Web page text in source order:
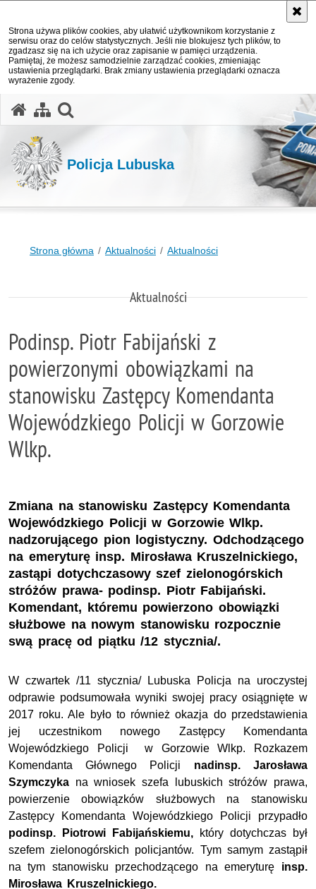
Strona używa plików cookies, aby ułatwić użytkownikom korzystanie z
serwisu oraz do celów statystycznych. Jeśli nie blokujesz tych plików, to
zgadzasz się na ich użycie oraz zapisanie w pamięci urządzenia.
Pamiętaj, że możesz samodzielnie zarządzać cookies, zmieniając
ustawienia przeglądarki. Brak zmiany ustawienia przeglądarki oznacza
wyrażenie zgody.
Policja Lubuska
Strona główna Aktualności Aktualności
Aktualności
Podinsp. Piotr Fabijański z
powierzonymi obowiązkami na
stanowisku Zastępcy Komendanta
Wojewódzkiego Policji w Gorzowie
Wlkp.
Zmiana na stanowisku Zastępcy Komendanta
Wojewódzkiego Policji w Gorzowie Wlkp.
nadzorującego pion logistyczny. Odchodzącego
na emeryturę insp. Mirosława Kruszelnickiego,
zastąpi dotychczasowy szef zielonogórskich
stróżów prawa- podinsp. Piotr Fabijański.
Komendant, któremu powierzono obowiązki
służbowe na nowym stanowisku rozpocznie
swą pracę od piątku /12 stycznia/.
W czwartek /11 stycznia/ Lubuska Policja na uroczystej
odprawie podsumowała wyniki swojej pracy osiągnięte w
2017 roku. Ale było to również okazja do przedstawienia
jej uczestnikom nowego Zastępcy Komendanta
Wojewódzkiego Policji w Gorzowie Wlkp. Rozkazem
Komendanta Głównego Policji nadinsp. Jarosława
Szymczyka na wniosek szefa lubuskich stróżów prawa,
powierzenie obowiązków służbowych na stanowisku
Zastępcy Komendanta Wojewódzkiego Policji przypadło
podinsp. Piotrowi Fabijańskiemu,
który dotychczas był
szefem zielonogórskich policjantów. Tym samym zastąpił
na tym stanowisku przechodzącego na emeryturę insp.
Mirosława Kruszelnickiego.